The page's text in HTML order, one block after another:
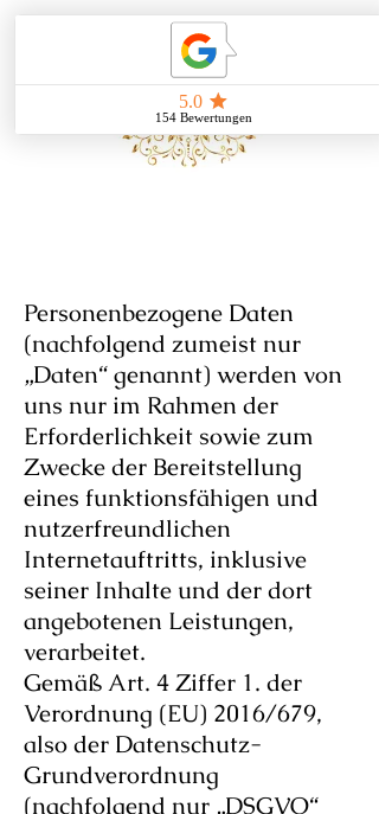
Personenbezogene Daten
(nachfolgend zumeist nur
„Daten“ genannt) werden von
uns nur im Rahmen der
Erforderlichkeit sowie zum
Zwecke der Bereitstellung
eines funktionsfähigen und
nutzerfreundlichen
Internetauftritts, inklusive
seiner Inhalte und der dort
angebotenen Leistungen,
verarbeitet.
Gemäß Art. 4 Ziffer 1. der
Verordnung (EU) 2016/679,
also der Datenschutz-
Grundverordnung
(nachfolgend nur „DSGVO“